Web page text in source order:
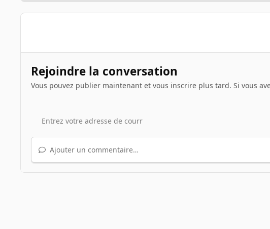
Rejoindre la conversation
Vous pouvez publier maintenant et vous inscrire plus tard. Si vous
Ajouter un commentaire…